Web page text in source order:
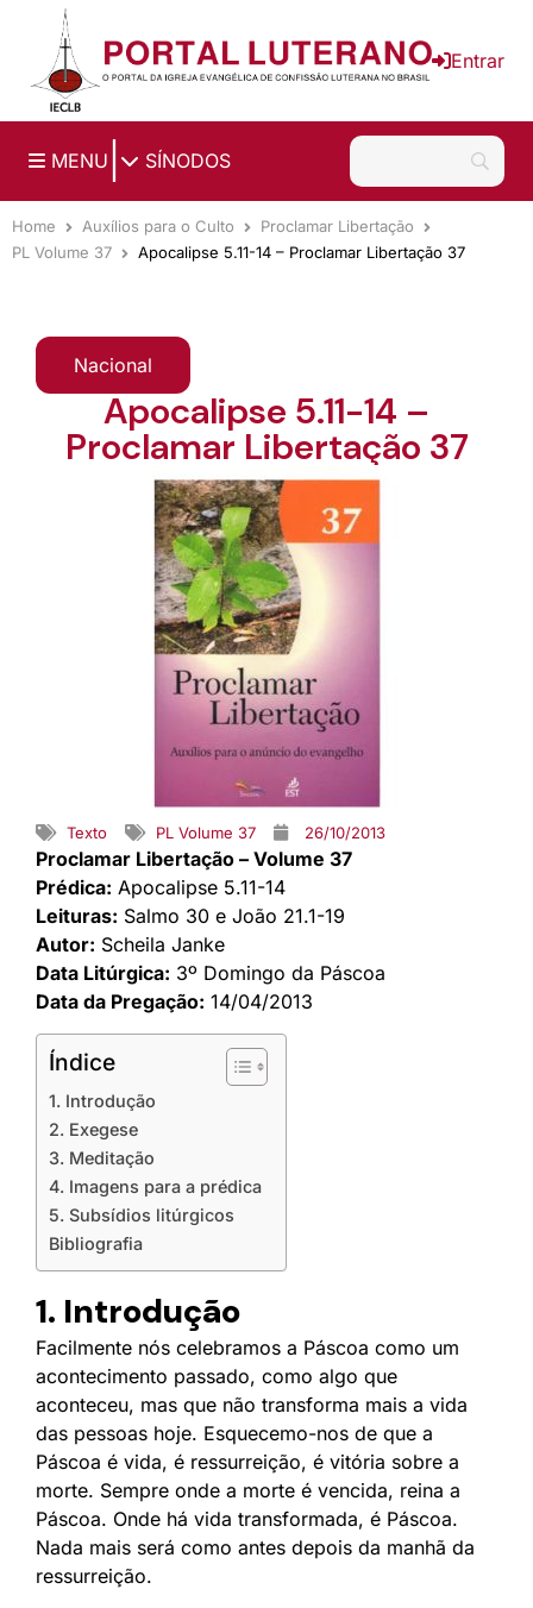
Ir para o conteúdo principal
Entrar
MENU SÍNODOS
Home Auxílios para o Culto
Proclamar Libertação
PL Volume 37
Apocalipse 5.11-14 – Proclamar Libertação 37
Nacional
Apocalipse 5.11-14 –
Proclamar Libertação 37
Texto PL Volume 37 26/10/2013
Proclamar Libertação – Volume 37
Prédica: Apocalipse 5.11-14
Leituras: Salmo 30 e João 21.1-19
Autor: Scheila Janke
Data Litúrgica: 3º Domingo da Páscoa
Data da Pregação: 14/04/2013
Índice
1. Introdução
2. Exegese
3. Meditação
4. Imagens para a prédica
5. Subsídios litúrgicos
Bibliografia
1. Introdução
Facilmente nós celebramos a Páscoa como um
acontecimento passado, como algo que
aconteceu, mas que não transforma mais a vida
das pessoas hoje. Esquecemo-nos de que a
Páscoa é vida, é ressurreição, é vitória sobre a
morte. Sempre onde a morte é vencida, reina a
Páscoa. Onde há vida transformada, é Páscoa.
Nada mais será como antes depois da manhã da
ressurreição.